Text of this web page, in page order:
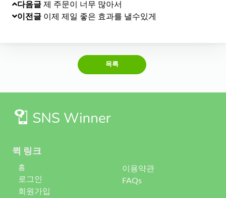
다음글 제 주문이 너무 많아서
이전글 이제 제일 좋은 효과를 낼수있게
목록
퀵 링크
홈
로그인
회원가입
이용약관
FAQs